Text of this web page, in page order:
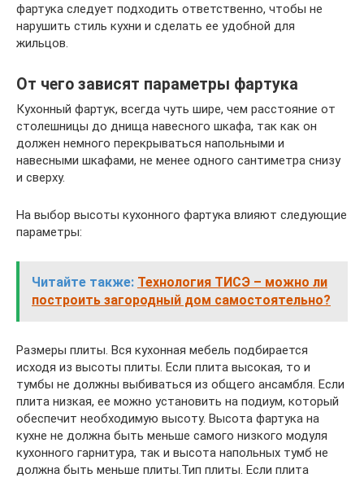
фартука следует подходить ответственно, чтобы не
нарушить стиль кухни и сделать ее удобной для
жильцов.
От чего зависят параметры фартука
Кухонный фартук, всегда чуть шире, чем расстояние от
столешницы до днища навесного шкафа, так как он
должен немного перекрываться напольными и
навесными шкафами, не менее одного сантиметра снизу
и сверху.
На выбор высоты кухонного фартука влияют следующие
параметры:
Читайте также: Технология ТИСЭ – можно ли
построить загородный дом самостоятельно?
Размеры плиты. Вся кухонная мебель подбирается
исходя из высоты плиты. Если плита высокая, то и
тумбы не должны выбиваться из общего ансамбля. Если
плита низкая, ее можно установить на подиум, который
обеспечит необходимую высоту. Высота фартука на
кухне не должна быть меньше самого низкого модуля
кухонного гарнитура, так и высота напольных тумб не
должна быть меньше плиты.Тип плиты. Если плита